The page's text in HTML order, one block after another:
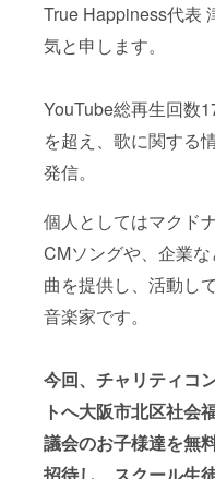
True Happiness代表
気と申します。
YouTube総再生回数
を超え、歌に関する
発信。
個人としてはマクド
CMソングや、企業
曲を提供し、活動し
音楽家です。
今回、チャリティコ
トへ大阪市北区社会
議会のお子様達を無